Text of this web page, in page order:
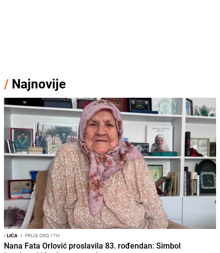
/ Najnovije
/LICA I PRIJE OKO 17H
Nana Fata Orlović proslavila 83. rođendan: Simbol